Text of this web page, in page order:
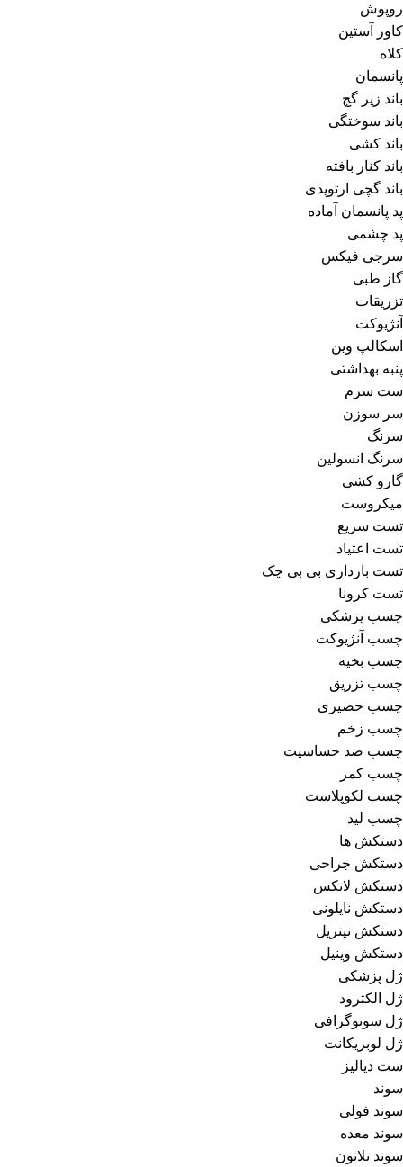
روپوش
کاور آستین
کلاه
پانسمان
باند زیر گچ
باند سوختگی
باند کشی
باند کنار بافته
باند گچی ارتوپدی
پد پانسمان آماده
پد چشمی
سرجی فیکس
گاز طبی
تزریقات
آنژیوکت
اسکالپ وین
پنبه بهداشتی
ست سرم
سر سوزن
سرنگ
سرنگ انسولین
گارو کشی
میکروست
تست سریع
تست اعتیاد
تست بارداری بی بی چک
تست کرونا
چسب پزشکی
چسب آنژیوکت
چسب بخیه
چسب تزریق
چسب حصیری
چسب زخم
چسب ضد حساسیت
چسب کمر
چسب لکوپلاست
چسب لید
دستکش‌ ها
دستکش جراحی
دستکش لاتکس
دستکش نایلونی
دستکش نیتریل
دستکش وینیل
ژل پزشکی
ژل الکترود
ژل سونوگرافی
ژل لوبریکانت
ست دیالیز
سوند
سوند فولی
سوند معده
سوند نلاتون